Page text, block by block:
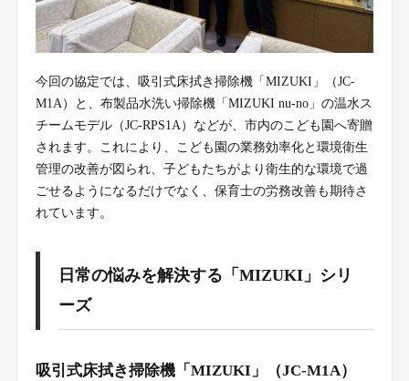
今回の協定では、吸引式床拭き掃除機「MIZUKI」（JC-
M1A）と、布製品水洗い掃除機「MIZUKI nu-no」の温水ス
チームモデル（JC-RPS1A）などが、市内のこども園へ寄贈
されます。これにより、こども園の業務効率化と環境衛生
管理の改善が図られ、子どもたちがより衛生的な環境で過
ごせるようになるだけでなく、保育士の労務改善も期待さ
れています。
日常の悩みを解決する「MIZUKI」シリ
ーズ
吸引式床拭き掃除機「MIZUKI」（JC-M1A）